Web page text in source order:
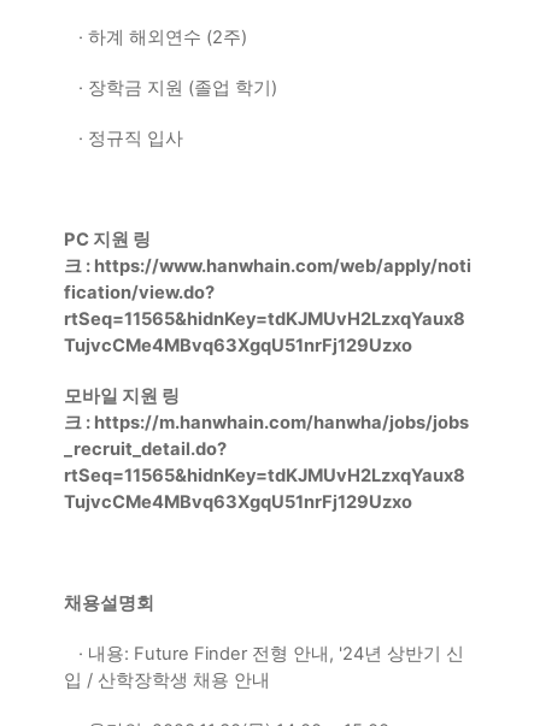
· 하계 해외연수 (2주)
· 장학금 지원 (졸업 학기)
· 정규직 입사
PC 지원 링
크 : https://www.hanwhain.com/web/apply/noti
fication/view.do?
rtSeq=11565&hidnKey=tdKJMUvH2LzxqYaux8
TujvcCMe4MBvq63XgqU51nrFj129Uzxo
모바일 지원 링
크 : https://m.hanwhain.com/hanwha/jobs/jobs
_recruit_detail.do?
rtSeq=11565&hidnKey=tdKJMUvH2LzxqYaux8
TujvcCMe4MBvq63XgqU51nrFj129Uzxo
채용설명회
· 내용: Future Finder 전형 안내, '24년 상반기 신
입 / 산학장학생 채용 안내